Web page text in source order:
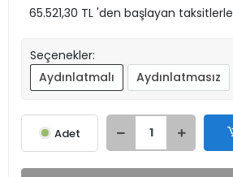
65.521,30 TL 'den başlayan taksitlerle
Seçenekler:
Aydınlatmalı
Aydınlatmasız
Adet